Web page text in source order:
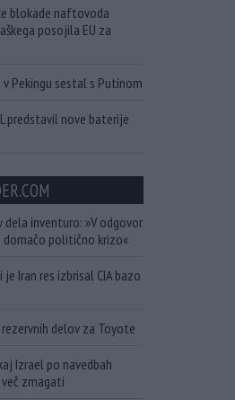
blokade naftovoda
posojila EU za
Pekingu sestal s Putinom
predstavil nove baterije
dela inventuro: »V odgovor
domačo politično krizo«
Iran res izbrisal CIA bazo
delov za Toyote
Izrael po navedbah
zmagati